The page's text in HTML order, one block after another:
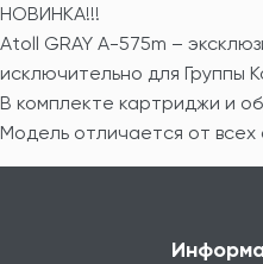
НОВИНКА!!!
Atoll GRAY A-575m –
исключительно для Группы
В комплекте картриджи и
Модель отличается от всех